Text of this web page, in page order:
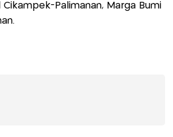
Palimanan, Marga Bumi